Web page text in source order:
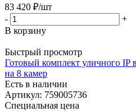
83 420 ₽/шт
-
+
В корзину
Быстрый просмотр
Готовый комплект уличного
на 8 камер
Есть в наличии
Артикул: 759005736
Специальная цена